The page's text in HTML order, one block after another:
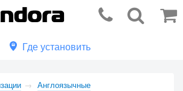
Где установить
Англоязычные